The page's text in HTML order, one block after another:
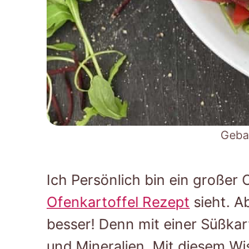
Ich Persönlich bin ein großer
Ofenkartoffel Rezept sieht.
besser! Denn mit einer